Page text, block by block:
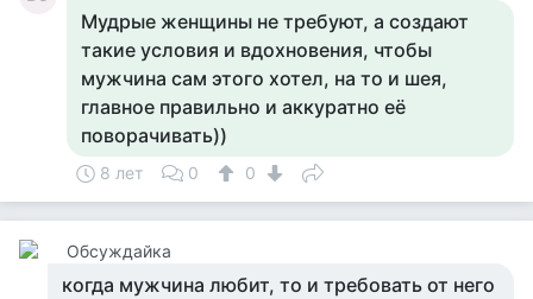
Мудрые женщины не требуют, а создают
такие условия и вдохновения, чтобы
мужчина сам этого хотел, на то и шея,
главное правильно и аккуратно её
поворачивать))
8 лет 0 0
Обсуждайка
когда мужчина любит, то и требовать от него